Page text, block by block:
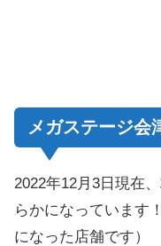
メガステージ会
2022年12月3日現在
らかになっています
になった店舗です）